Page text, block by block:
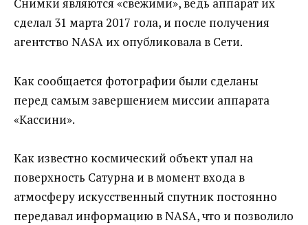
сделал 31 марта 2017 гола, и после получения
агентство NASA их опубликовала в Сети.
Как сообщается фотографии были сделаны
перед самым завершением миссии аппарата
«Кассини».
Как известно космический объект упал на
поверхность Сатурна и в момент входа в
атмосферу искусственный спутник постоянно
передавал информацию в NASA, что и позволило